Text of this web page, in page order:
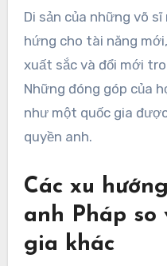
Di sản của những võ
hứng cho tài năng
xuất sắc và đổi mới
Những đóng góp của
như một quốc gia
quyền anh.
Các xu
anh Pháp so
gia khác